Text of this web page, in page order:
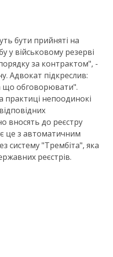
бути прийняті на
у військовому резерві
за контрактом", -
Адвокат підкреслив:
що обговорювати".
непоодинокі
вносять до реєстру
це з автоматичним
систему "Трембіта", яка
реєстрів.